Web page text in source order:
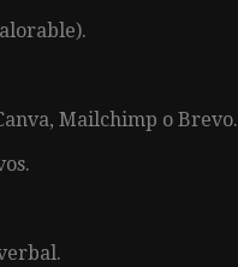
Mailchimp o Brevo.